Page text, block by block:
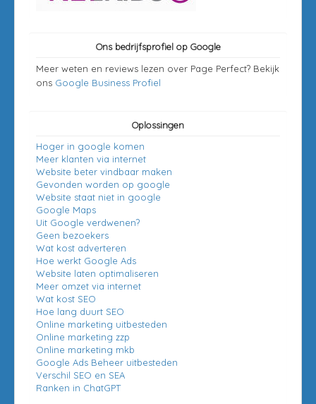
Ons bedrijfsprofiel op Google
Meer weten en reviews lezen over Page Perfect? Bekijk
ons Google Business Profiel
Oplossingen
Hoger in google komen
Meer klanten via internet
Website beter vindbaar maken
Gevonden worden op google
Website staat niet in google
Google Maps
Uit Google verdwenen?
Geen bezoekers
Wat kost adverteren
Hoe werkt Google Ads
Website laten optimaliseren
Meer omzet via internet
Wat kost SEO
Hoe lang duurt SEO
Online marketing uitbesteden
Online marketing zzp
Online marketing mkb
Google Ads Beheer uitbesteden
Verschil SEO en SEA
Ranken in ChatGPT